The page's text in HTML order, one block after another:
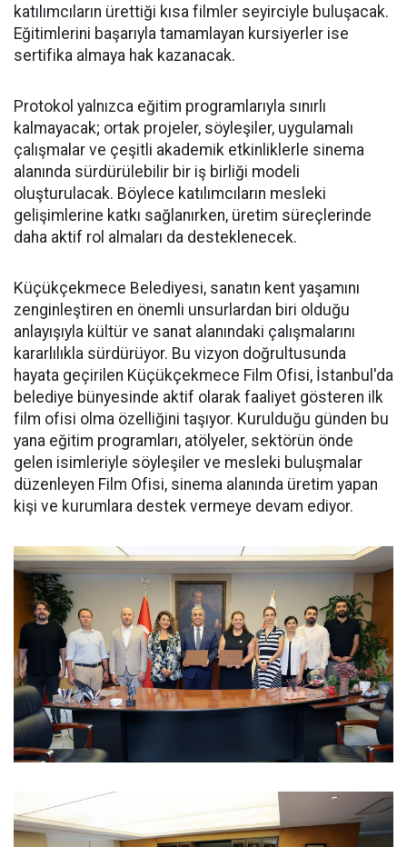
katılımcıların ürettiği kısa filmler seyirciyle buluşacak.
Eğitimlerini başarıyla tamamlayan kursiyerler ise
sertifika almaya hak kazanacak.
Protokol yalnızca eğitim programlarıyla sınırlı
kalmayacak; ortak projeler, söyleşiler, uygulamalı
çalışmalar ve çeşitli akademik etkinliklerle sinema
alanında sürdürülebilir bir iş birliği modeli
oluşturulacak. Böylece katılımcıların mesleki
gelişimlerine katkı sağlanırken, üretim süreçlerinde
daha aktif rol almaları da desteklenecek.
Küçükçekmece Belediyesi, sanatın kent yaşamını
zenginleştiren en önemli unsurlardan biri olduğu
anlayışıyla kültür ve sanat alanındaki çalışmalarını
kararlılıkla sürdürüyor. Bu vizyon doğrultusunda
hayata geçirilen Küçükçekmece Film Ofisi, İstanbul'da
belediye bünyesinde aktif olarak faaliyet gösteren ilk
film ofisi olma özelliğini taşıyor. Kurulduğu günden bu
yana eğitim programları, atölyeler, sektörün önde
gelen isimleriyle söyleşiler ve mesleki buluşmalar
düzenleyen Film Ofisi, sinema alanında üretim yapan
kişi ve kurumlara destek vermeye devam ediyor.